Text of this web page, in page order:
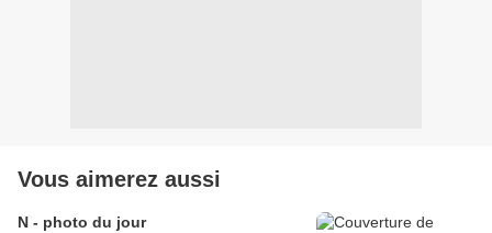
Vous aimerez aussi
N - photo du jour